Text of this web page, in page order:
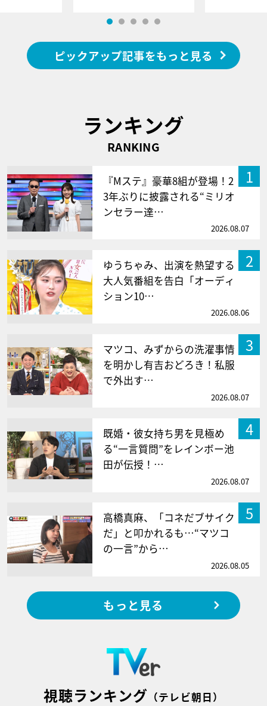
ピックアップ記事をもっと見る
ランキング
RANKING
1
『Mステ』豪華8組が登場！2
3年ぶりに披露される“ミリオ
ンセラー達…
2026.08.07
2
ゆうちゃみ、出演を熱望する
大人気番組を告白「オーディ
ション10…
2026.08.06
3
マツコ、みずからの洗濯事情
を明かし有吉おどろき！私服
で外出す…
2026.08.07
4
既婚・彼女持ち男を見極め
る“一言質問”をレインボー池
田が伝授！…
2026.08.07
5
高橋真麻、「コネだブサイク
だ」と叩かれるも…“マツコ
の一言”から…
2026.08.05
もっと見る
視聴ランキング （テレビ朝日）